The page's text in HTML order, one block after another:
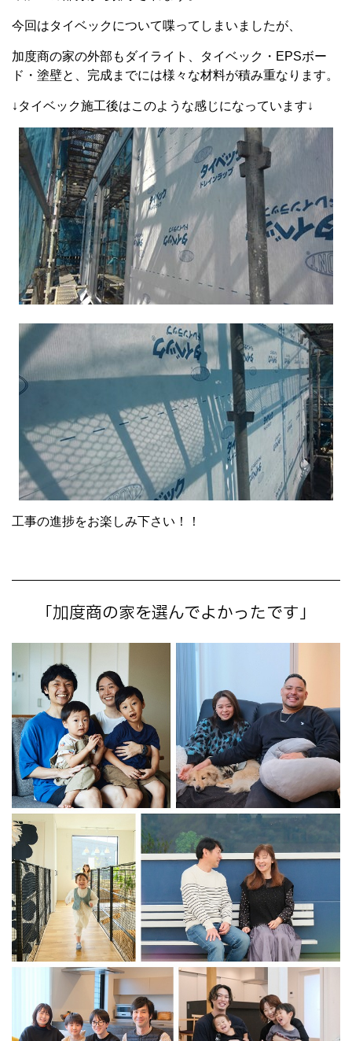
今回はタイベックについて喋ってしまいましたが、
加度商の家の外部もダイライト、タイベック・EPSボー
ド・塗壁と、完成までには様々な材料が積み重なります。
↓タイベック施工後はこのような感じになっています↓
工事の進捗をお楽しみ下さい！！
「加度商の家を選んでよかったです」